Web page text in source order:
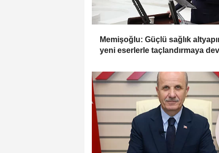
Memişoğlu: Güçlü sağlık
yeni eserlerle taçlandırmaya